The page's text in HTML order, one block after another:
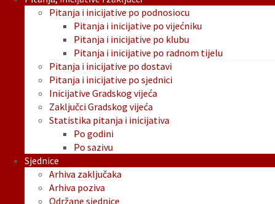
Pitanja i inicijative po podnosiocu
Pitanja i inicijative po vijećniku
Pitanja i inicijative po klubu
Pitanja i inicijative po radnom tijelu
Pitanja i inicijative po dostavi
Pitanja i inicijative po sjednici
Inicijative Gradskog vijeća
Zaključci Gradskog vijeća
Statistika pitanja i inicijativa
Po godini
Po sazivu
Sjednice
Arhiva zaključaka
Arhiva poziva
Održane sjednice